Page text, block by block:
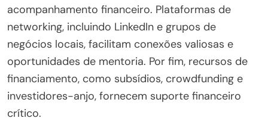
acompanhamento financeiro. Plataformas de
networking, incluindo LinkedIn e grupos de
negócios locais, facilitam conexões valiosas e
oportunidades de mentoria. Por fim, recursos de
financiamento, como subsídios, crowdfunding e
investidores-anjo, fornecem suporte financeiro
crítico.